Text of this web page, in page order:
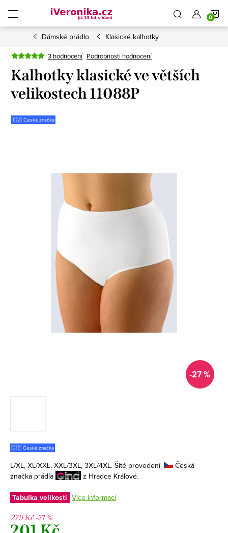
obsah
Dámské prádlo Klasické kalhotky
3 hodnocení Podrobnosti hodnocení
Kalhotky klasické ve větších
velikostech 11088P
🇨🇿 Česká značka
-27 %
🇨🇿 Česká značka
L/XL, XL/XXL, XXL/3XL, 3XL/4XL. Šité provedení.
Česká
značka prádla
z Hradce Králové.
Tabulka velikostí Více informací
279 Kč-27 %